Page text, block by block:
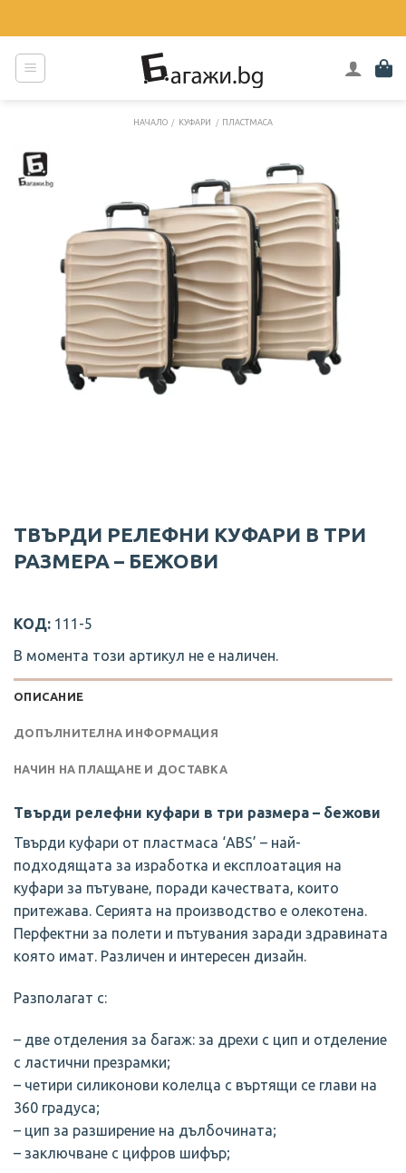
to
content
НАЧАЛО / КУФАРИ / ПЛАСТМАСА
ТВЪРДИ РЕЛЕФНИ КУФАРИ В ТРИ
РАЗМЕРА – БЕЖОВИ
КОД: 111-5
В момента този артикул не е наличен.
ОПИСАНИЕ
ДОПЪЛНИТЕЛНА ИНФОРМАЦИЯ
НАЧИН НА ПЛАЩАНЕ И ДОСТАВКА
Твърди релефни куфари в три размера – бежови
Твърди куфари от пластмаса ‘ABS’ – най-
подходящата за изработка и експлоатация на
куфари за пътуване, поради качествата, които
притежава. Серията на производство е олекотена.
Перфектни за полети и пътувания заради здравината
която имат. Различен и интересен дизайн.
Разполагат с:
– две отделения за багаж: за дрехи с цип и отделение
с ластични презрамки;
– четири силиконови колелца с въртящи се глави нa
360 градуса;
– цип за разширение на дълбочината;
– заключване с цифров шифър;